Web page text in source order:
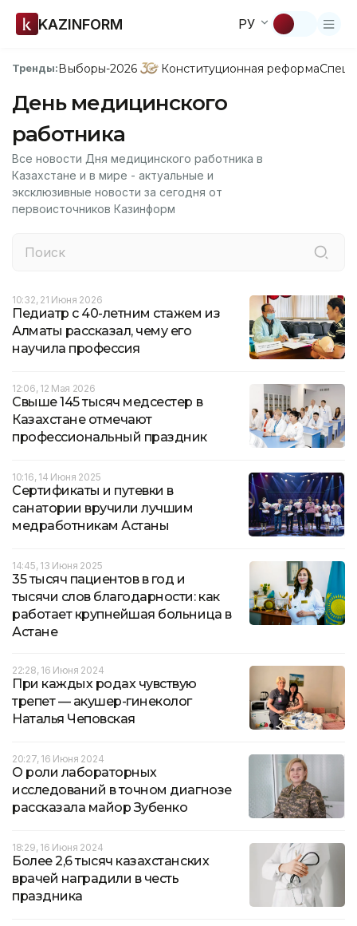
KAZINFORM РУ
Тренды:Выборы-2026 Конституционная реформа
День медицинского
работника
Все новости Дня медицинского работника в
Казахстане и в мире - актуальные и
эксклюзивные новости за сегодня от
первоисточников Казинформ
10:32, 21 Июня 2026
Педиатр с 40-летним стажем из
Алматы рассказал, чему его
научила профессия
12:06, 12 Мая 2026
Cвыше 145 тысяч медсестер в
Казахстане отмечают
профессиональный праздник
10:16, 14 Июня 2025
Сертификаты и путевки в
санатории вручили лучшим
медработникам Астаны
14:45, 13 Июня 2025
35 тысяч пациентов в год и
тысячи слов благодарности: как
работает крупнейшая больница в
Астане
22:28, 16 Июня 2024
При каждых родах чувствую
трепет — акушер-гинеколог
Наталья Чеповская
20:27, 16 Июня 2024
О роли лабораторных
исследований в точном диагнозе
рассказала майор Зубенко
18:29, 16 Июня 2024
Более 2,6 тысяч казахстанских
врачей наградили в честь
праздника